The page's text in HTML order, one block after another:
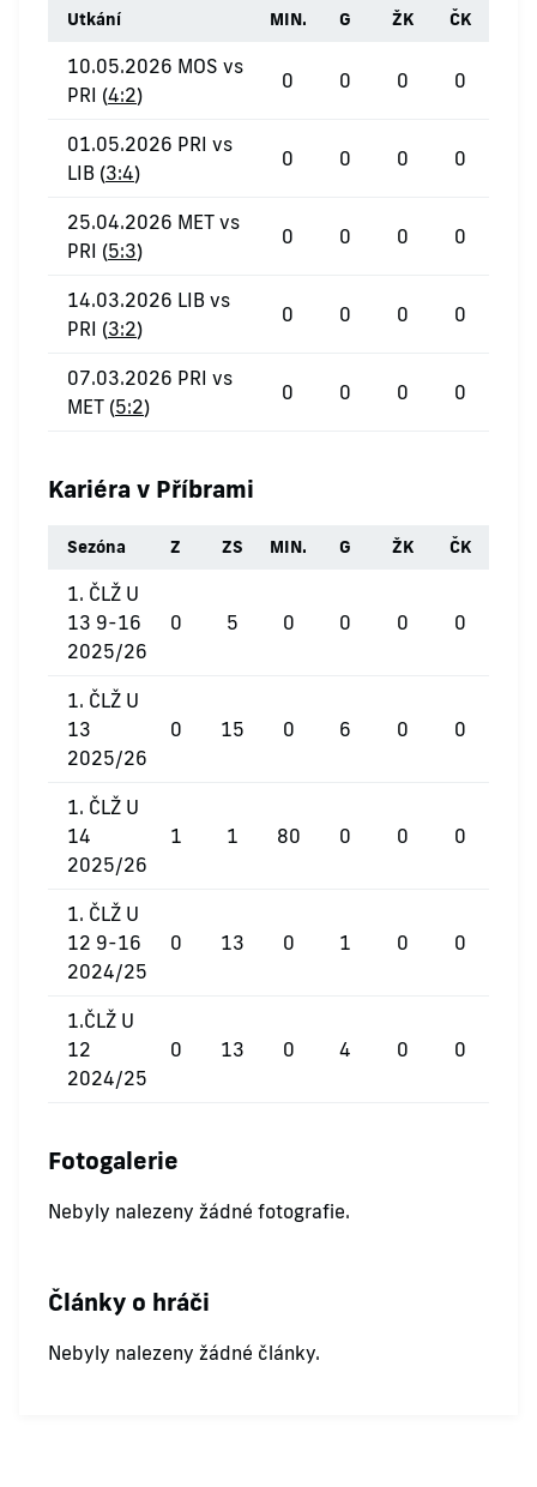
Utkání MIN. G ŽK ČK
10.05.2026 MOS vs
PRI (4:2)
0 0 0 0
01.05.2026 PRI vs
LIB (3:4)
0 0 0 0
25.04.2026 MET vs
PRI (5:3)
0 0 0 0
14.03.2026 LIB vs
PRI (3:2)
0 0 0 0
07.03.2026 PRI vs
MET (5:2)
0 0 0 0
Kariéra v Příbrami
Sezóna Z ZS MIN. G ŽK ČK
1. ČLŽ U
13 9-16
2025/26
0 5 0 0 0 0
1. ČLŽ U
13
2025/26
0 15 0 6 0 0
1. ČLŽ U
14
2025/26
1 1 80 0 0 0
1. ČLŽ U
12 9-16
2024/25
0 13 0 1 0 0
1.ČLŽ U
12
2024/25
0 13 0 4 0 0
Fotogalerie
Nebyly nalezeny žádné fotografie.
Články o hráči
Nebyly nalezeny žádné články.